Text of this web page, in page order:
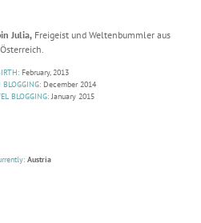
Julia,Freigeist und Weltenbummler aus
Österreich.
February, 2013
December 2014
BLOGGING: January 2015
Austria